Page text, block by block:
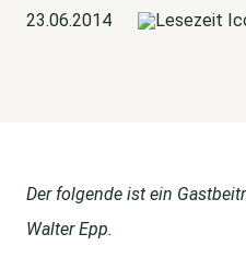
23.06.2014
Der folgende ist ein
Walter Epp.